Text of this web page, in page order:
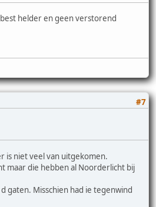
helder en geen verstorend
#7
is niet veel van uitgekomen.
maar die hebben al Noorderlicht bij
gaten. Misschien had ie tegenwind